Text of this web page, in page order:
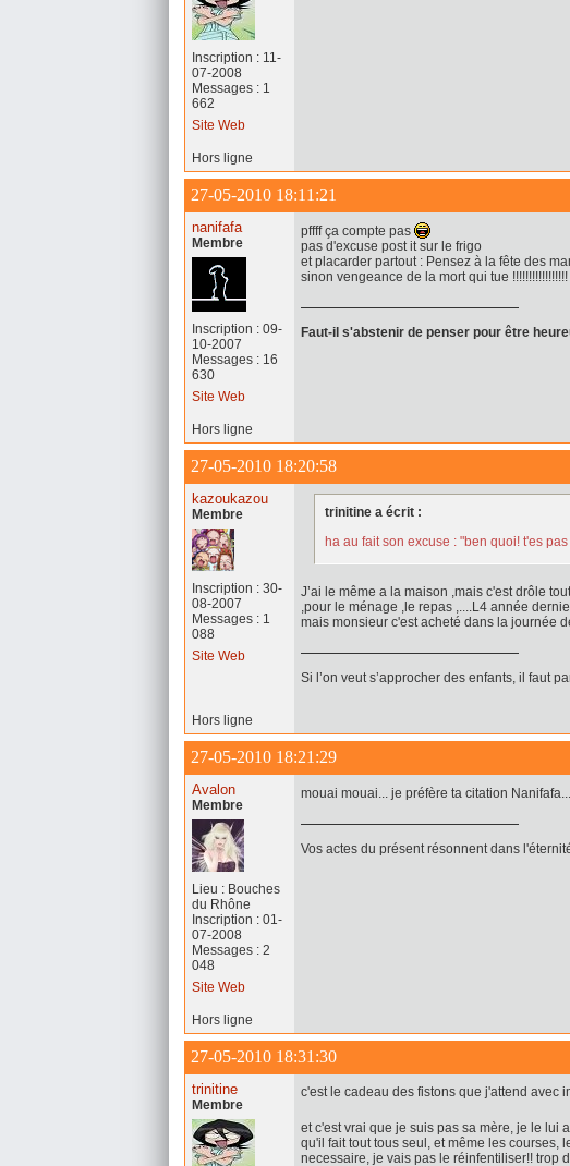
Inscription : 11-
07-2008
Messages : 1
662
Site Web
Hors ligne
27-05-2010 18:11:21
nanifafa
Membre
Inscription : 09-
10-2007
Messages : 16
630
Site Web
pffff ça compte pas
pas d'excuse post it sur le frigo
et placarder partout : Pensez à la fête des
sinon vengeance de la mort qui tue !!!!!!!!!!!!!!!!!
Faut-il s'abstenir de penser pour être
Hors ligne
27-05-2010 18:20:58
kazoukazou
Membre
Inscription : 30-
08-2007
Messages : 1
088
Site Web
trinitine a écrit :
ha au fait son excuse : "ben quoi! t'es
J’ai le même a la maison ,mais c'est drôle
,pour le ménage ,le repas ,....L4 année
mais monsieur c'est acheté dans la journée
Si l’on veut s’approcher des enfants, il faut
Hors ligne
27-05-2010 18:21:29
Avalon
Membre
Lieu : Bouches
du Rhône
Inscription : 01-
07-2008
Messages : 2
048
Site Web
mouai mouai... je préfère ta citation
Vos actes du présent résonnent dans
Hors ligne
27-05-2010 18:31:30
trinitine
Membre
c'est le cadeau des fistons que j'attend avec
et c'est vrai que je suis pas sa mère, je le lui
qu'il fait tout tous seul, et même les courses,
necessaire, je vais pas le réinfentiliser!! trop